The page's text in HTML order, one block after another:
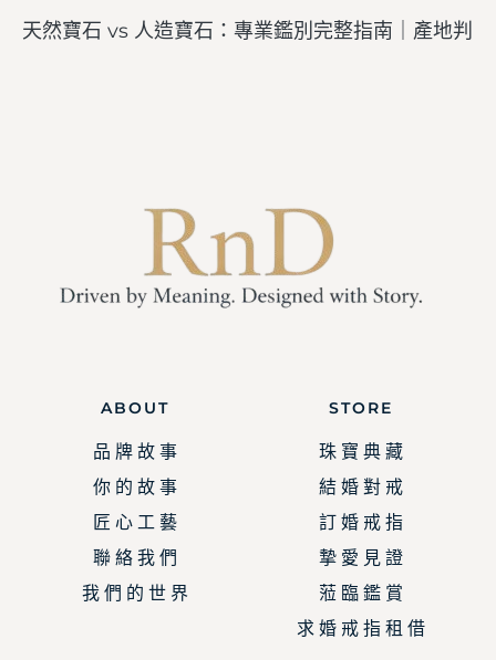
天然寶石 vs 人造寶石：專業鑑別完整指南｜產地判
ABOUT
品 牌 故 事
你 的 故 事
匠 心 工 藝
聯 絡 我 們
我 們 的 世 界
STORE
珠 寶 典 藏
結 婚 對 戒
訂 婚 戒 指
摯 愛 見 證
蒞 臨 鑑 賞
求 婚 戒 指 租 借